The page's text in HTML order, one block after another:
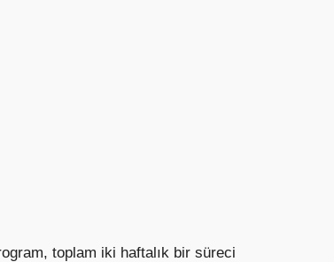
toplam iki haftalık bir süreci